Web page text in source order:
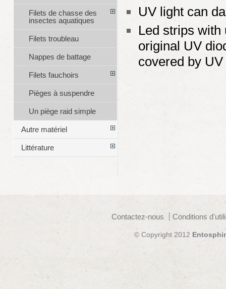
UV light can
Led strips with
original UV
covered by
Filets de chasse des
insectes aquatiques
Filets troubleau
Nappes de battage
Filets fauchoirs
Pièges à suspendre
Un piège raid simple
Autre matériel
Littérature
Contactez-nous Conditions
© Copyright 2012